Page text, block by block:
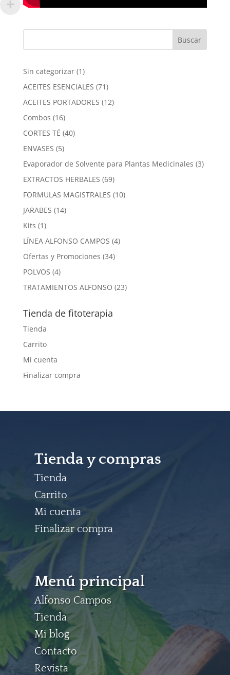
Sin categorizar 11
producto
ACEITES ESENCIALES 7171
productos
ACEITES PORTADORES 1212
Combos 1616
productos
CORTES TÉ 4040
ENVASES 55
productos
Evaporador de Solvente para Plantas Medicinales 33
EXTRACTOS HERBALES 6969
productos
FORMULAS MAGISTRALES 1010
JARABES 1414
Kits 11
producto
LÍNEA ALFONSO CAMPOS 44
Ofertas y Promociones 3434
POLVOS 44
productos
TRATAMIENTOS ALFONSO 2323
Tienda de fitoterapia
Tienda
Carrito
Mi cuenta
Finalizar compra
Tienda y compras
Tienda
Carrito
Mi cuenta
Finalizar compra
Menú principal
Alfonso Campos
Tienda
Mi blog
Contacto
Revista